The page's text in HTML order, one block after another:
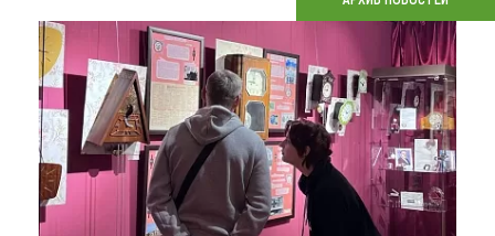
Что привезти (сувениры)
О регионе
Коллекция впечатлений
Другие рубрики